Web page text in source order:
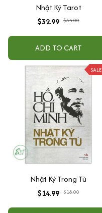
Nhật Ký Tarot
$32.99 $34.00
ADD TO CART
SALE
Nhật Ký Trong Tù
$14.99 $18.00